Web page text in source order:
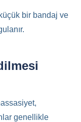
bir bandaj ve
genellikle